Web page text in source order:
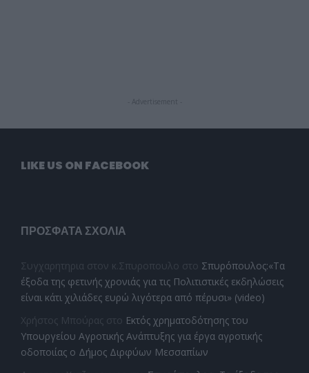
- Advertisement -
LIKE US ON FACEBOOK
ΠΡΌΣΦΑΤΑ ΣΧΌΛΙΑ
Συγχαρητηρια στον κ.Σπυροπουλο στο Σπυρόπουλος:«Τα
έξοδα της φετινής χρονιάς για τις Πολιτιστικές εκδηλώσεις
είναι κάτι χιλιάδες ευρώ λιγότερα από πέρυσι» (video)
Χρήστος Μπούρας στο Εκτός χρηματοδότησης του
Υπουργείου Αγροτικής Ανάπτυξης για έργα αγροτικής
οδοποιίας ο Δήμος Διρφύων Μεσσαπίων